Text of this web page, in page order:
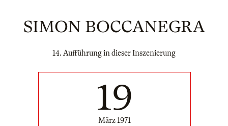
SIMON BOCCANEGRA
14. Aufführung in dieser Inszenierung
19
März 1971